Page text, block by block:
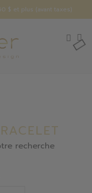
$ et plus (avant taxes)
recherche